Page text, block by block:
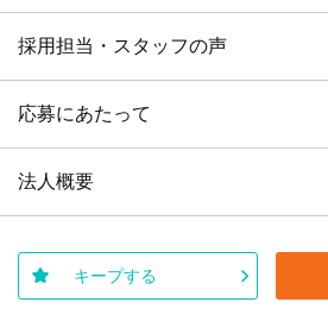
採用担当・スタッフの声
応募にあたって
法人概要
キープする